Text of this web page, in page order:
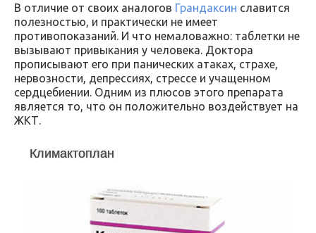
В отличие от своих аналогов Грандаксин славится
полезностью, и практически не имеет
противопоказаний. И что немаловажно: таблетки не
вызывают привыкания у человека. Доктора
прописывают его при панических атаках, страхе,
нервозности, депрессиях, стрессе и учащенном
сердцебиении. Одним из плюсов этого препарата
является то, что он положительно воздействует на
ЖКТ.
Климактоплан